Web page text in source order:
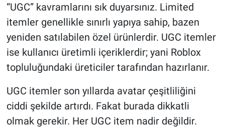
“UGC” kavramlarını sık duyarsınız. Limited
itemler genellikle sınırlı yapıya sahip, bazen
yeniden satılabilen özel ürünlerdir. UGC itemler
ise kullanıcı üretimli içeriklerdir; yani Roblox
topluluğundaki üreticiler tarafından hazırlanır.
UGC itemler son yıllarda avatar çeşitliliğini
ciddi şekilde artırdı. Fakat burada dikkatli
olmak gerekir. Her UGC item nadir değildir.